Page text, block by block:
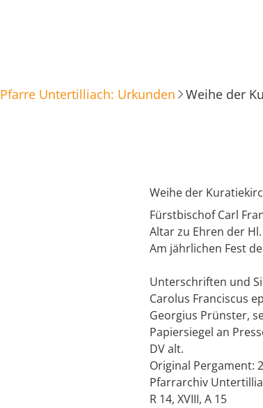
Pfarre Untertilliach: Urkunden Weihe der
Weihe der
Fürstbischof Carl
Altar zu Ehren der
Am jährlichen Fest
Unterschriften und
Carolus Franciscus
Georgius Prünster,
Papiersiegel an
DV alt.
Original Pergament:
Pfarrarchiv
R 14, XVIII, A 15